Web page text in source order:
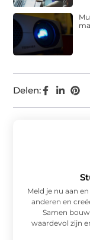
Delen:
Meld je nu aan
anderen en
Samen
waardevol zijn